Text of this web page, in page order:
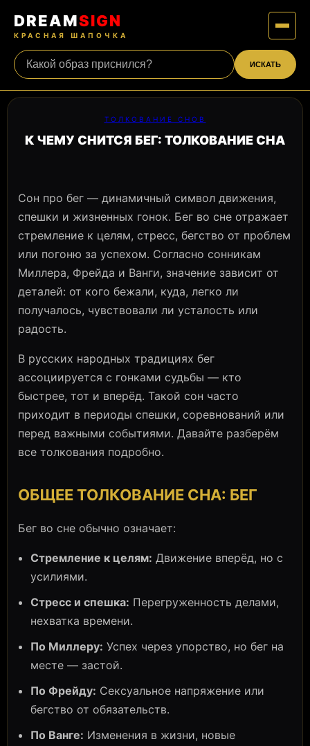
DREAMSIGN
КРАСНАЯ ШАПОЧКА
ИСКАТЬ
ТОЛКОВАНИЕ СНОВ
К ЧЕМУ СНИТСЯ БЕГ: ТОЛКОВАНИЕ СНА
Сон про бег — динамичный символ движения,
спешки и жизненных гонок. Бег во сне отражает
стремление к целям, стресс, бегство от проблем
или погоню за успехом. Согласно сонникам
Миллера, Фрейда и Ванги, значение зависит от
деталей: от кого бежали, куда, легко ли
получалось, чувствовали ли усталость или
радость.
В русских народных традициях бег
ассоциируется с гонками судьбы — кто
быстрее, тот и вперёд. Такой сон часто
приходит в периоды спешки, соревнований или
перед важными событиями. Давайте разберём
все толкования подробно.
ОБЩЕЕ ТОЛКОВАНИЕ СНА: БЕГ
Бег во сне обычно означает:
Стремление к целям: Движение вперёд, но с
усилиями.
Стресс и спешка: Перегруженность делами,
нехватка времени.
По Миллеру: Успех через упорство, но бег на
месте — застой.
По Фрейду: Сексуальное напряжение или
бегство от обязательств.
По Ванге: Изменения в жизни, новые